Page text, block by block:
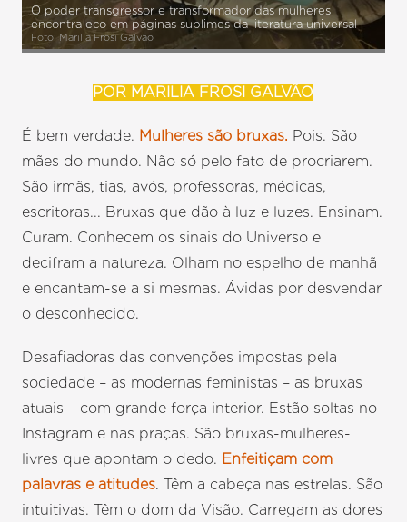
O poder transgressor e transformador das mulheres
encontra eco em páginas sublimes da literatura universal
Foto: Marilia Frosi Galvão
POR MARILIA FROSI GALVÃO
É bem verdade. Mulheres são bruxas. Pois. São
mães do mundo. Não só pelo fato de procriarem.
São irmãs, tias, avós, professoras, médicas,
escritoras... Bruxas que dão à luz e luzes. Ensinam.
Curam. Conhecem os sinais do Universo e
decifram a natureza. Olham no espelho de manhã
e encantam-se a si mesmas. Ávidas por desvendar
o desconhecido.
Desafiadoras das convenções impostas pela
sociedade – as modernas feministas – as bruxas
atuais – com grande força interior. Estão soltas no
Instagram e nas praças. São bruxas-mulheres-
livres que apontam o dedo. Enfeitiçam com
palavras e atitudes. Têm a cabeça nas estrelas. São
intuitivas. Têm o dom da Visão. Carregam as dores